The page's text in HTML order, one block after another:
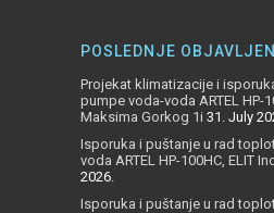
POSLEDNJE
Projekat klimatizacije i
pumpe voda-voda ARTEL HP-
Maksima Gorkog 1i 31. July
Isporuka i puštanje u rad
voda ARTEL HP-100HC, ELIT
2026.
Isporuka i puštanje u rad